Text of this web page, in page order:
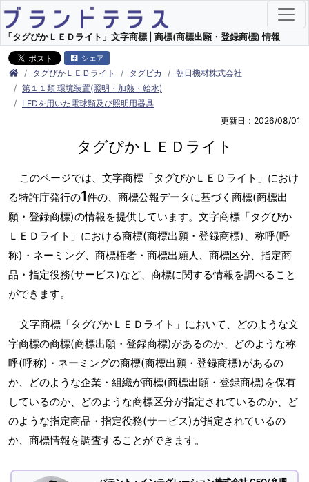
「タグぴかＬＥＤライト」文字商標 | 商標(商標出願・登録商標) 情報
シェア
タグぴかＬＥＤライト タグピカ
朝日機材株式会社
第１１類 環境装置(照明・加熱・給水)
LEDを用いた電球類及び照明用器具
更新日：2026/08/01
タグぴかＬＥＤライト
このページでは、文字商標「タグぴかＬＥＤライト」におけ
る特許庁発行の1件の、商標公報データに基づく商標(商標出
願・登録商標)の情報を提供しています。文字商標「タグぴか
ＬＥＤライト」における商標(商標出願・登録商標)、称呼(呼
称)・ネーミング、商標権者・商標出願人、商標区分、指定商
品・指定役務(サービス)など、商標に関する情報を調べること
ができます。
文字商標「タグぴかＬＥＤライト」において、どのような文
字商標の商標(商標出願・登録商標)があるのか、どのような称
呼(呼称)・ネーミングの商標(商標出願・登録商標)があるの
か、どのような企業・組織が商標(商標出願・登録商標)を保有
しているのか、どのような商標区分が指定されているのか、ど
のような指定商品・指定役務(サービス)が指定されているの
か、商標情報を調査することができます。